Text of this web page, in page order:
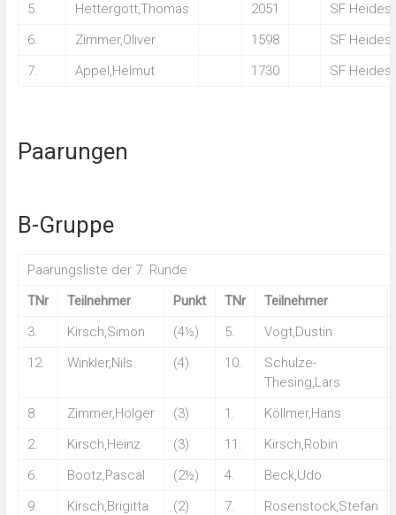
5.
Hettergott,Thomas 2051
SF
6.
Zimmer,Oliver 1598
SF
7.
Appel,Helmut 1730 SF
Paarungen
B-Gruppe
Paarungsliste der 7. Runde
TNr
Teilnehmer Punkt TNr
Teilnehmer
3.
Kirsch,Simon (4½) 5.
Vogt,Dustin
12.
Winkler,Nils (4) 10.
Schulze-
Thesing,Lars
8.
Zimmer,Holger (3) 1.
Köllmer,Hans
2.
Kirsch,Heinz (3) 11.
Kirsch,Robin
6.
Bootz,Pascal (2½) 4.
Beck,Udo
9.
Kirsch,Brigitta (2) 7. Rosenstock,Stefan